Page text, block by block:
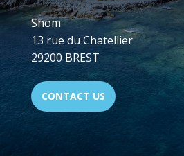
Shom
13 rue du Chatellier
29200 BREST
CONTACT US